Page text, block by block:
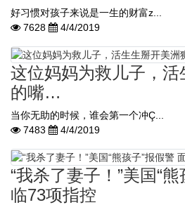
好习惯对孩子来说是一生的财富z...
7628
4/4/2019
这位妈妈为救儿子，
的嘴…
当你无助的时候，谁会第一个冲Ç...
7483
4/4/2019
“我杀了妻子！”美国“
临73项指控